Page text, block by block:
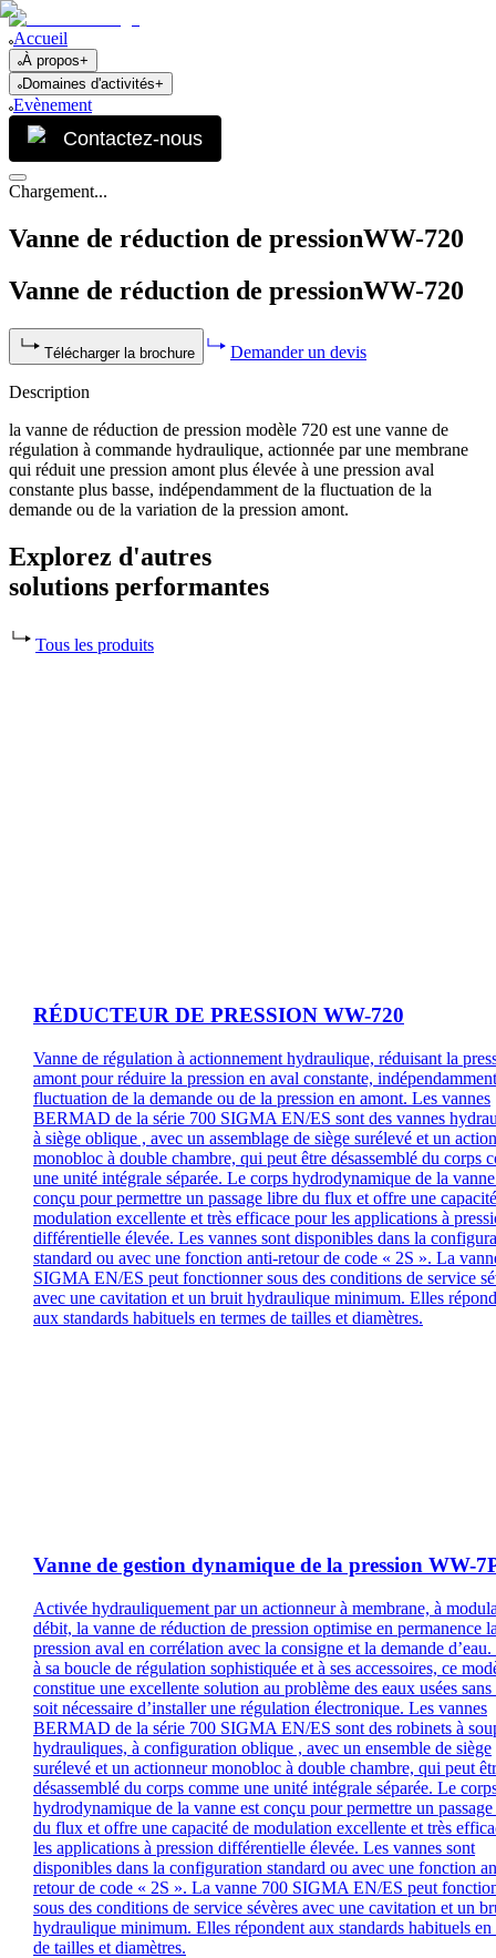
Accueil
À propos+
Domaines d'activités+
Evènement
Contactez-nous
Chargement...
Vanne de réduction de pressionWW-720
Vanne de réduction de pressionWW-720
Télécharger la brochure Demander un devis
Description
la vanne de réduction de pression modèle 720 est une vanne de
régulation à commande hydraulique, actionnée par une membrane
qui réduit une pression amont plus élevée à une pression aval
constante plus basse, indépendamment de la fluctuation de la
demande ou de la variation de la pression amont.
Explorez d'autres
solutions performantes
Tous les produits
RÉDUCTEUR DE PRESSION WW-720
Vanne de régulation à actionnement hydraulique, réduisant la
amont pour réduire la pression en aval constante,
fluctuation de la demande ou de la pression en amont. Les vannes
BERMAD de la série 700 SIGMA EN/ES sont des vannes
à siège oblique , avec un assemblage de siège surélevé et un
monobloc à double chambre, qui peut être désassemblé du corps
une unité intégrale séparée. Le corps hydrodynamique de la
conçu pour permettre un passage libre du flux et offre une
modulation excellente et très efficace pour les applications à
différentielle élevée. Les vannes sont disponibles dans la
standard ou avec une fonction anti-retour de code « 2S ». La
SIGMA EN/ES peut fonctionner sous des conditions de service
avec une cavitation et un bruit hydraulique minimum. Elles
aux standards habituels en termes de tailles et diamètres.
Vanne de gestion dynamique de la pression WW-
Activée hydrauliquement par un actionneur à membrane, à
débit, la vanne de réduction de pression optimise en permanence
pression aval en corrélation avec la consigne et la demande d’eau.
à sa boucle de régulation sophistiquée et à ses accessoires, ce
constitue une excellente solution au problème des eaux usées sans
soit nécessaire d’installer une régulation électronique. Les vannes
BERMAD de la série 700 SIGMA EN/ES sont des robinets à
hydrauliques, à configuration oblique , avec un ensemble de siège
surélevé et un actionneur monobloc à double chambre, qui peut
désassemblé du corps comme une unité intégrale séparée. Le
hydrodynamique de la vanne est conçu pour permettre un
du flux et offre une capacité de modulation excellente et très
les applications à pression différentielle élevée. Les vannes sont
disponibles dans la configuration standard ou avec une fonction
retour de code « 2S ». La vanne 700 SIGMA EN/ES peut
sous des conditions de service sévères avec une cavitation et un
hydraulique minimum. Elles répondent aux standards habituels en
de tailles et diamètres.